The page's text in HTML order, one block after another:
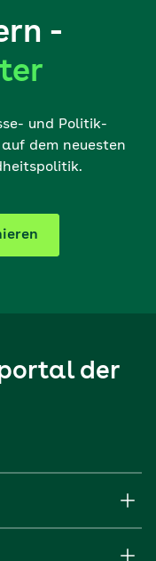
-
und Politik-
dem neuesten
der